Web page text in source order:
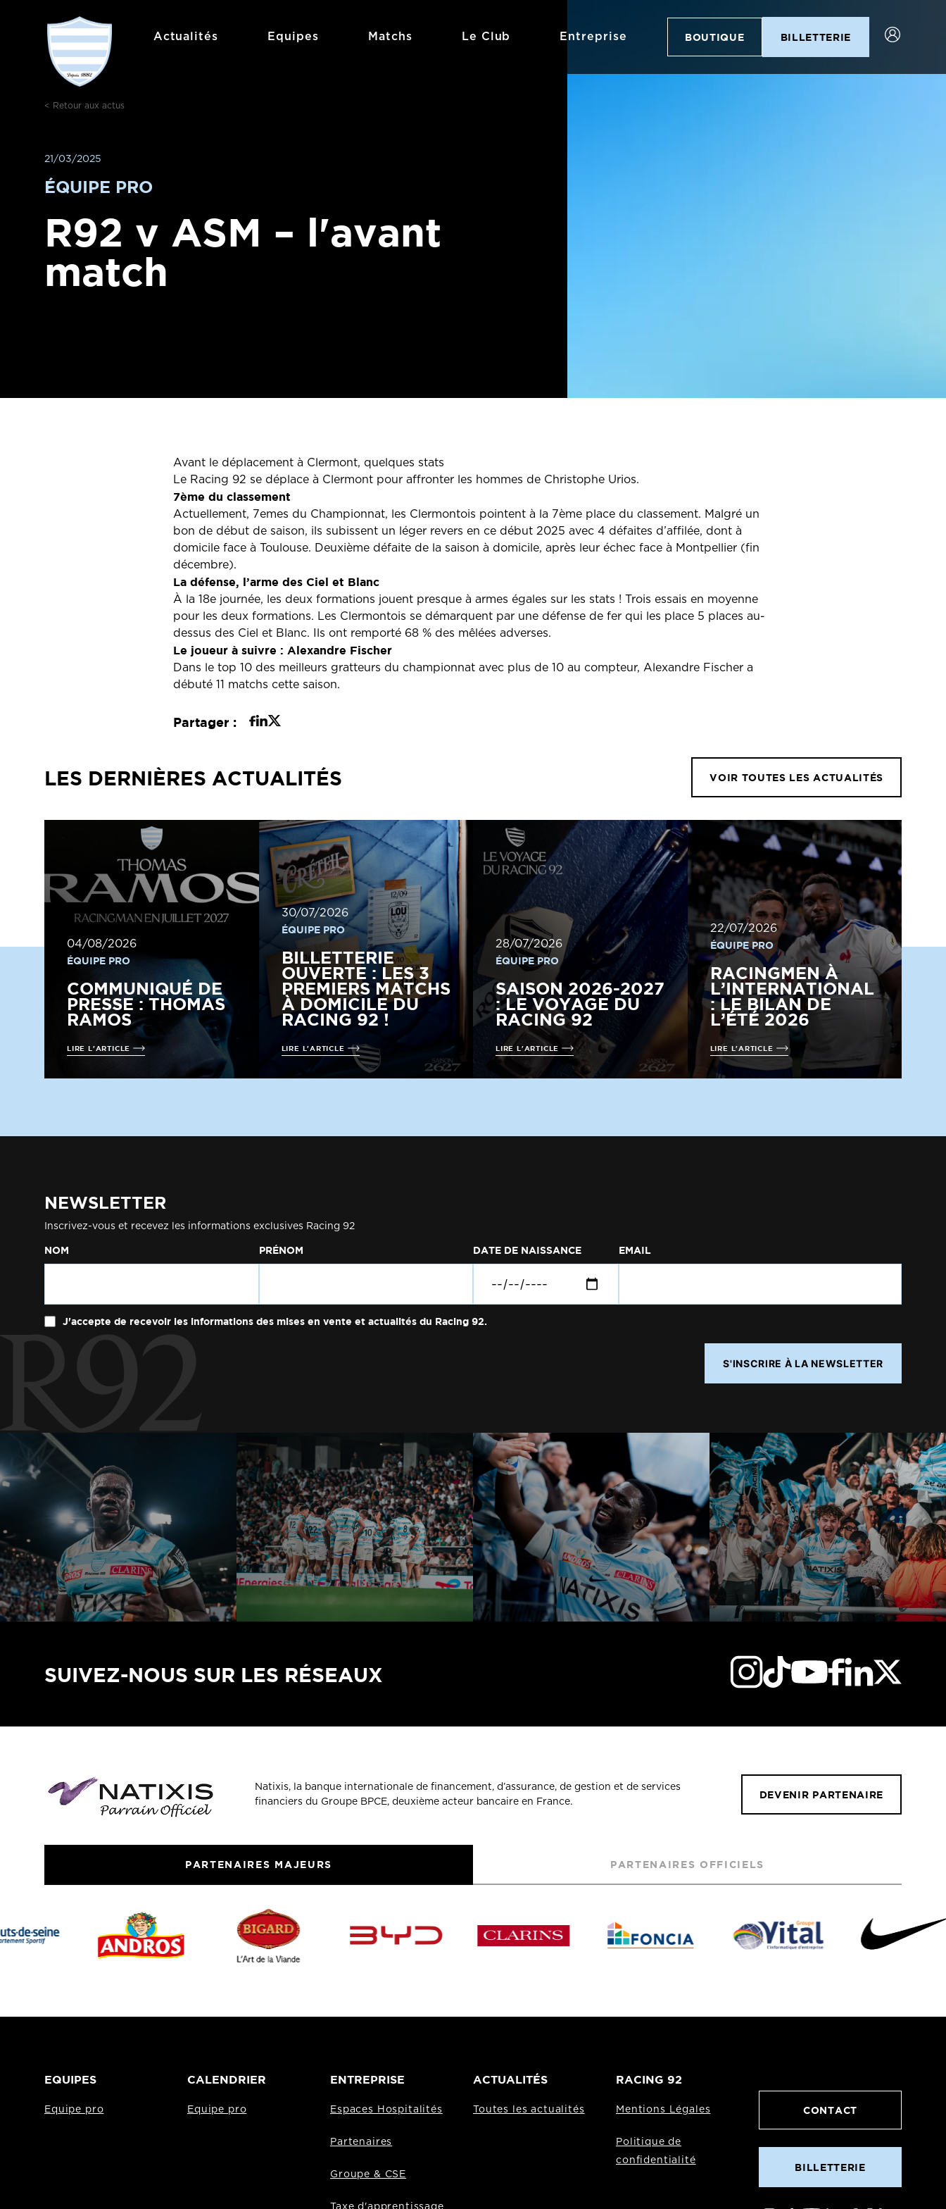
Actualités Equipes Matchs Le Club Entreprise BOUTIQUE BILLETTERIE
< Retour aux actus
21/03/2025
ÉQUIPE PRO
R92 v ASM – l'avant
match
Avant le déplacement à Clermont, quelques stats
Le Racing 92 se déplace à Clermont pour affronter les hommes de Christophe Urios.
7ème du classement
Actuellement, 7emes du Championnat, les Clermontois pointent à la 7ème place du classement. Malgré un
bon de début de saison, ils subissent un léger revers en ce début 2025 avec 4 défaites d’affilée, dont à
domicile face à Toulouse. Deuxième défaite de la saison à domicile, après leur échec face à Montpellier (fin
décembre).
La défense, l’arme des Ciel et Blanc
À la 18e journée, les deux formations jouent presque à armes égales sur les stats ! Trois essais en moyenne
pour les deux formations. Les Clermontois se démarquent par une défense de fer qui les place 5 places au-
dessus des Ciel et Blanc. Ils ont remporté 68 % des mêlées adverses.
Le joueur à suivre : Alexandre Fischer
Dans le top 10 des meilleurs gratteurs du championnat avec plus de 10 au compteur, Alexandre Fischer a
débuté 11 matchs cette saison.
Partager :
LES DERNIÈRES ACTUALITÉS VOIR TOUTES LES ACTUALITÉS
04/08/2026
ÉQUIPE PRO
COMMUNIQUÉ DE
PRESSE : THOMAS
RAMOS
LIRE L'ARTICLE
30/07/2026
ÉQUIPE PRO
BILLETTERIE
OUVERTE : LES 3
PREMIERS MATCHS
À DOMICILE DU
RACING 92 !
LIRE L'ARTICLE
28/07/2026
ÉQUIPE PRO
SAISON 2026-2027
: LE VOYAGE DU
RACING 92
LIRE L'ARTICLE
22/07/2026
ÉQUIPE PRO
RACINGMEN À
L’INTERNATIONAL
: LE BILAN DE
L’ÉTÉ 2026
LIRE L'ARTICLE
NEWSLETTER
Inscrivez-vous et recevez les informations exclusives Racing 92
NOM PRÉNOM DATE DE NAISSANCE EMAIL
J'accepte de recevoir les informations des mises en vente et actualités du Racing 92.
S'INSCRIRE À LA NEWSLETTER
SUIVEZ-NOUS SUR LES RÉSEAUX
Natixis, la banque internationale de financement, d’assurance, de gestion et de services
financiers du Groupe BPCE, deuxième acteur bancaire en France.
DEVENIR PARTENAIRE
PARTENAIRES MAJEURS PARTENAIRES OFFICIELS
EQUIPES
Equipe pro
CALENDRIER
Equipe pro
ENTREPRISE
Espaces Hospitalités
Partenaires
Groupe & CSE
Taxe d'apprentissage
ACTUALITÉS
Toutes les actualités
RACING 92
Mentions Légales
Politique de
confidentialité
CONTACT
BILLETTERIE